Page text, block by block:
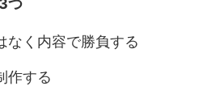
く内容で勝負する
作する